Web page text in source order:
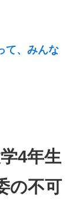
て、みんな
4年生
の不可